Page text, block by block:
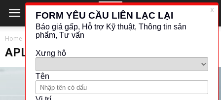
Home LƯU LƯỢNG - ĐO MỨC
APLISENS